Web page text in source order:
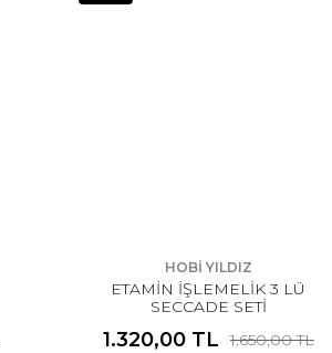
HOBİ YILDIZ
ETAMİN İŞLEMELİK 3 LÜ
SECCADE SETİ
1.320,00 TL 1.650,00 TL